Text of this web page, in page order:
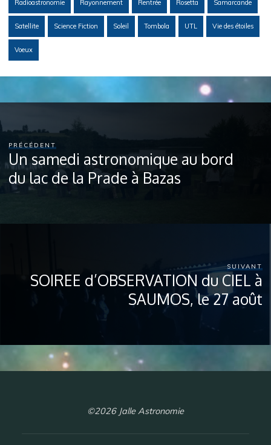
Radioastronomie Rayonnement Rentrée Rosetta Samarcande
Satellite Science Fiction Soleil Tombola UTL Vie des étoiles
Voeux
PRÉCÉDENT
Un samedi astronomique au bord
du lac de la Prade à Bazas
SUIVANT
SOIREE d’OBSERVATION du CIEL à
SAUMOS, le 27 août
©2026 Jalle Astronomie